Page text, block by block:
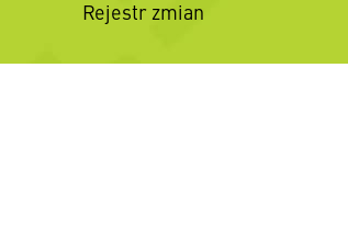
Rejestr zmian